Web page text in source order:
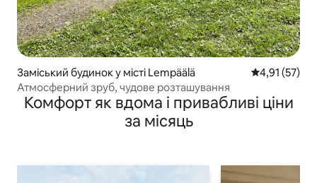
Заміський будинок у місті Lempäälä Середня
4,91 (57)
Атмосферний зруб, чудове розташування
Комфорт як вдома і привабливі ціни
за місяць